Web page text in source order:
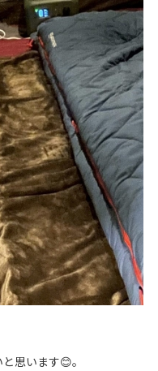
思います😊。